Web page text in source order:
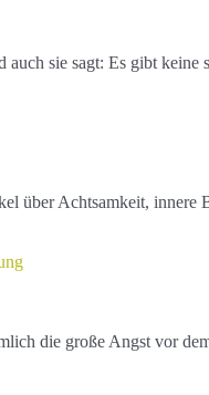
sie sagt: Es gibt keine
über Achtsamkeit, innere
die große Angst vor